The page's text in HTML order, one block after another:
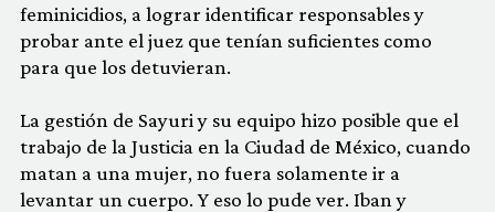
feminicidios, a lograr identificar responsables y
probar ante el juez que tenían suficientes como
para que los detuvieran.
La gestión de Sayuri y su equipo hizo posible que el
trabajo de la Justicia en la Ciudad de México, cuando
matan a una mujer, no fuera solamente ir a
levantar un cuerpo. Y eso lo pude ver. Iban y